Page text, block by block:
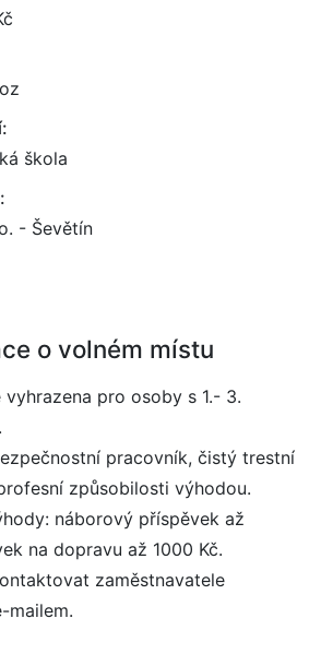
škola
- Ševětín
o volném místu
pro osoby s 1.- 3.
pracovník, čistý trestní
způsobilosti výhodou.
náborový příspěvek až
na dopravu až 1000 Kč.
zaměstnavatele
mailem.